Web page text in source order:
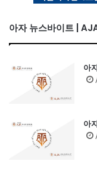
아자 뉴스바이트 |
아
아